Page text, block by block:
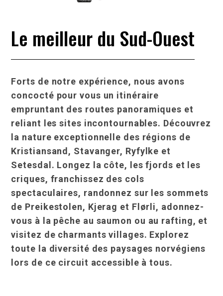
Le meilleur du Sud-Ouest
Forts de notre expérience, nous avons
concocté pour vous un itinéraire
empruntant des routes panoramiques et
reliant les sites incontournables. Découvrez
la nature exceptionnelle des régions de
Kristiansand, Stavanger, Ryfylke et
Setesdal. Longez la côte, les fjords et les
criques, franchissez des cols
spectaculaires, randonnez sur les sommets
de Preikestolen, Kjerag et Flørli, adonnez-
vous à la pêche au saumon ou au rafting, et
visitez de charmants villages. Explorez
toute la diversité des paysages norvégiens
lors de ce circuit accessible à tous.